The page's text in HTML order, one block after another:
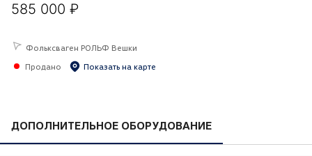
ДОПОЛНИТЕЛЬНОЕ ОБОРУДОВАНИЕ
585 000 ₽
Фольксваген РОЛЬФ Вешки
Продано
Показать на карте